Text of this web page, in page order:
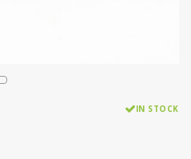
IN STOCK